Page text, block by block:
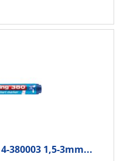
380003 1,5-3mm...